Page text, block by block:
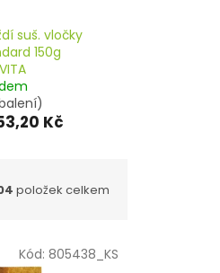
suš. vločky
150g
Kč
položek celkem
Kód: 805438_KS